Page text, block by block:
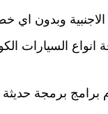
وبدون اي
السيارات
برمجة